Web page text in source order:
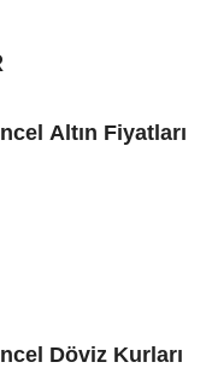
Altın Fiyatları
Döviz Kurları